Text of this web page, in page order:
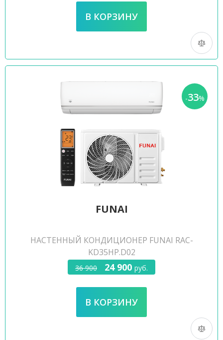
-33%
FUNAI
НАСТЕННЫЙ КОНДИЦИОНЕР FUNAI RAC-
KD35HP.D02
36 900 24 900 руб.